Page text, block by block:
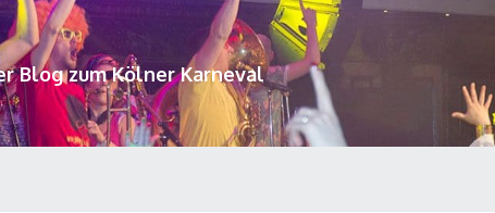
Blog zum Kölner Karneval